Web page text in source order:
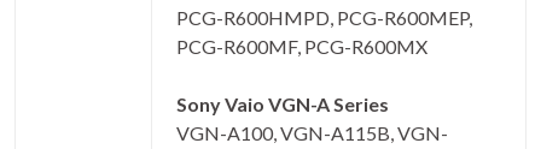
PCG-R600HMPD, PCG-R600MEP,
PCG-R600MF, PCG-R600MX
Sony Vaio VGN-A Series
VGN-A100, VGN-A115B, VGN-